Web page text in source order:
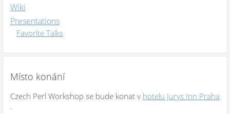
Wiki
Presentations
Favorite Talks
Místo konání
Czech Perl Workshop se bude konat v hotelu Jurys Inn Praha
.